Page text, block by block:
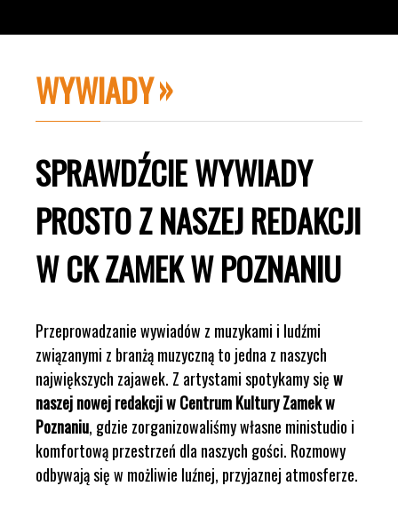
WYWIADY
SPRAWDŹCIE WYWIADY
PROSTO Z NASZEJ REDAKCJI
W CK ZAMEK W POZNANIU
Przeprowadzanie wywiadów z muzykami i ludźmi
związanymi z branżą muzyczną to jedna z naszych
największych zajawek. Z artystami spotykamy sięw
naszej nowej redakcji w Centrum Kultury Zamek w
Poznaniu, gdzie zorganizowaliśmy własne ministudio i
komfortową przestrzeń dla naszych gości. Rozmowy
odbywają się w możliwie luźnej, przyjaznej atmosferze.